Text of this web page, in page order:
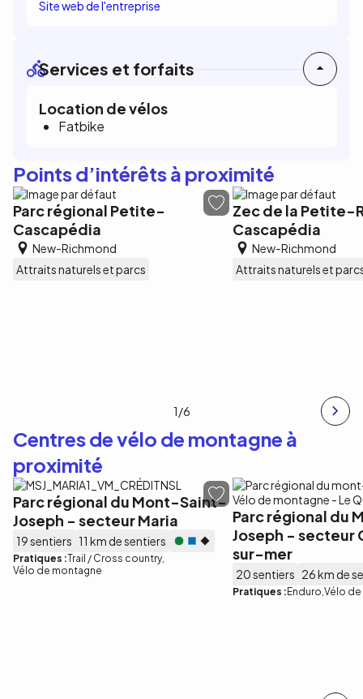
Site web de l'entreprise
Services et forfaits
Location de vélos
Fatbike
Points d’intérêts à proximité
Parc régional Petite-
Cascapédia
New-Richmond
Attraits naturels et parcs
Zec de la Petite-
Cascapédia
New-Richmond
Attraits naturels et
1/6
Centres de vélo de montagne à
proximité
Parc régional du Mont-Saint-
Joseph - secteur Maria
19 sentiers 11 km de sentiers
Pratiques :Trail / Cross country
Vélo de montagne
Parc régional du
Joseph - secteur
sur-mer
20 sentiers 26 km de
Pratiques : Enduro Vélo